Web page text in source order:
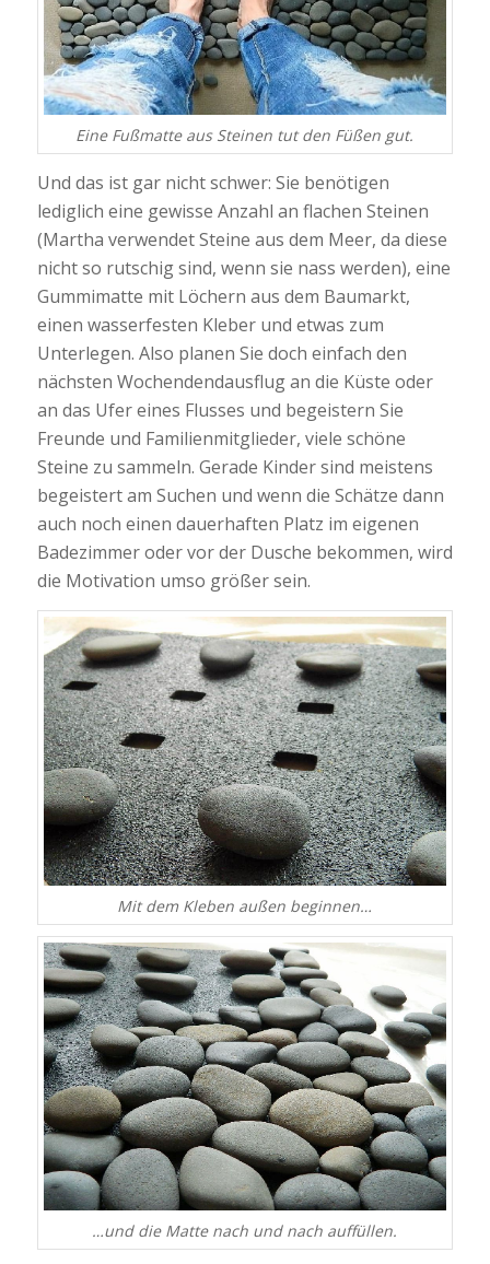
Eine Fußmatte aus Steinen tut den Füßen gut.
Und das ist gar nicht schwer: Sie benötigen
lediglich eine gewisse Anzahl an flachen Steinen
(Martha verwendet Steine aus dem Meer, da diese
nicht so rutschig sind, wenn sie nass werden), eine
Gummimatte mit Löchern aus dem Baumarkt,
einen wasserfesten Kleber und etwas zum
Unterlegen. Also planen Sie doch einfach den
nächsten Wochendendausflug an die Küste oder
an das Ufer eines Flusses und begeistern Sie
Freunde und Familienmitglieder, viele schöne
Steine zu sammeln. Gerade Kinder sind meistens
begeistert am Suchen und wenn die Schätze dann
auch noch einen dauerhaften Platz im eigenen
Badezimmer oder vor der Dusche bekommen, wird
die Motivation umso größer sein.
Mit dem Kleben außen beginnen…
…und die Matte nach und nach auffüllen.